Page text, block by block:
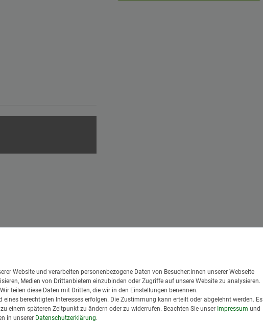
Website und verarbeiten personenbezogene Daten von Besucher:innen unserer Webseite
Medien von Drittanbietern einzubinden oder Zugriffe auf unsere Website zu analysieren.
teilen diese Daten mit Dritten, die wir in den Einstellungen benennen.
berechtigten Interesses erfolgen. Die Zustimmung kann erteilt oder abgelehnt werden. Es
einem späteren Zeitpunkt zu ändern oder zu widerrufen. Beachten Sie unser Impressum und
in unserer Daten­schutz­erklärung.